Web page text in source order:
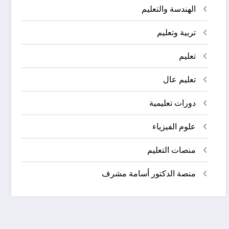
الهندسة والتعليم
تربية وتعليم
تعليم
تعليم عال
دورات تعليمية
علوم الفيزياء
منصات التعليم
منصة الدكتور أسامة مشرف